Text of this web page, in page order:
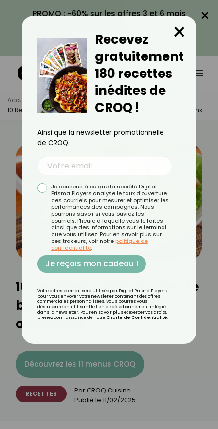
PROMO : -60% sur les offres 3 et 6 mois
VOIR LA PROMO
×
Accueil Actus
Recettes
10 Recettes Savoureuses De Bricks Pour Toutes Les Occasions
10 recettes savoureuses de
bricks pour toutes les
occasions
Découvrez les 11 menus CROQ
RECETTES Par CROQ Cuisine
Publié le 11/02/2025
Recevez
gratuitement
180 recettes
inédites de
CROQ !
×
Ainsi que la newsletter promotionnelle
de CROQ.
Je consens à ce que la société Digital
Prisma Players analyse le taux d'ouverture
des courriels pour mesurer et optimiser les
performances des campagnes. Nous
pourrons savoir si vous ouvrez les
courriels, l'heure à laquelle vous le faites
ainsi que des informations sur le terminal
que vous utilisez. Pour en savoir plus sur
ces traceurs, voir notre politique de
confidentialité.
Je reçois mon cadeau !
Votre adresse email sera utilisée par Digital Prisma Players
pour vous envoyer votre newsletter contenant des offres
commerciales personnalisées. Vous pourrez vous
désinscrire en utilisant le lien de désabonnement intégré
dans la newsletter. Pour en savoir plus et exercer vos droits,
prenez connaissance de notre Charte de Confidentialité.